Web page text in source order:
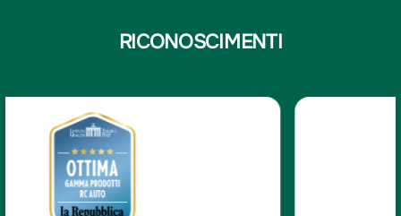
RICONOSCIMENTI